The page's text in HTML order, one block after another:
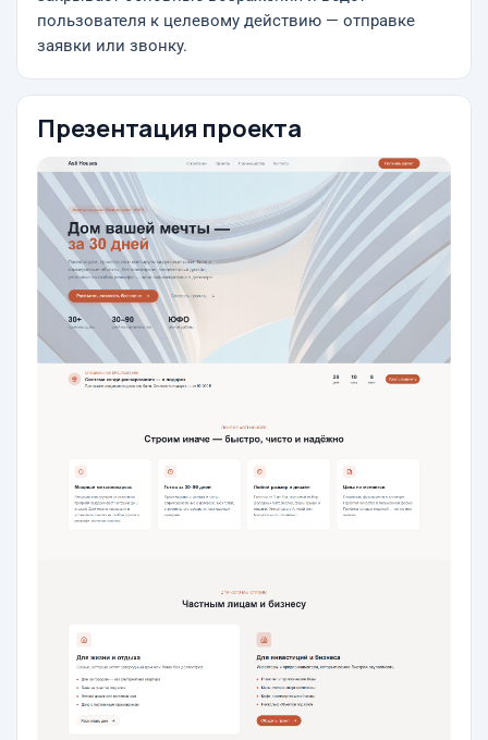
пользователя к целевому действию — отправке
заявки или звонку.
Презентация проекта